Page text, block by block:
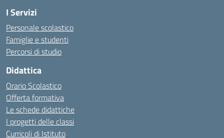
I Servizi
Personale scolastico
Famiglie e studenti
Percorsi di studio
Didattica
Orario Scolastico
Offerta formativa
Le schede didattiche
I progetti delle classi
Curricoli di Istituto